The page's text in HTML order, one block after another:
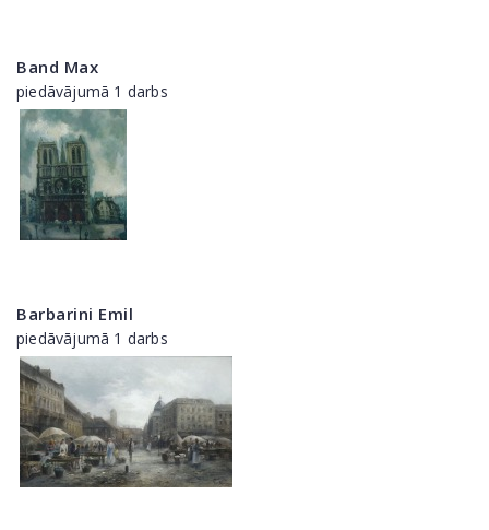
Band Max
piedāvājumā 1 darbs
Barbarini Emil
piedāvājumā 1 darbs